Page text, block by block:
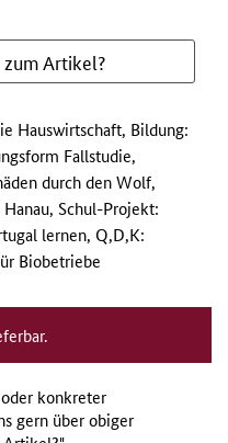
zum Artikel?
Hauswirtschaft, Bildung:
Fallstudie,
durch den Wolf,
Schul-Projekt:
lernen, Q,D,K:
Biobetriebe
konkreter
gern über obiger